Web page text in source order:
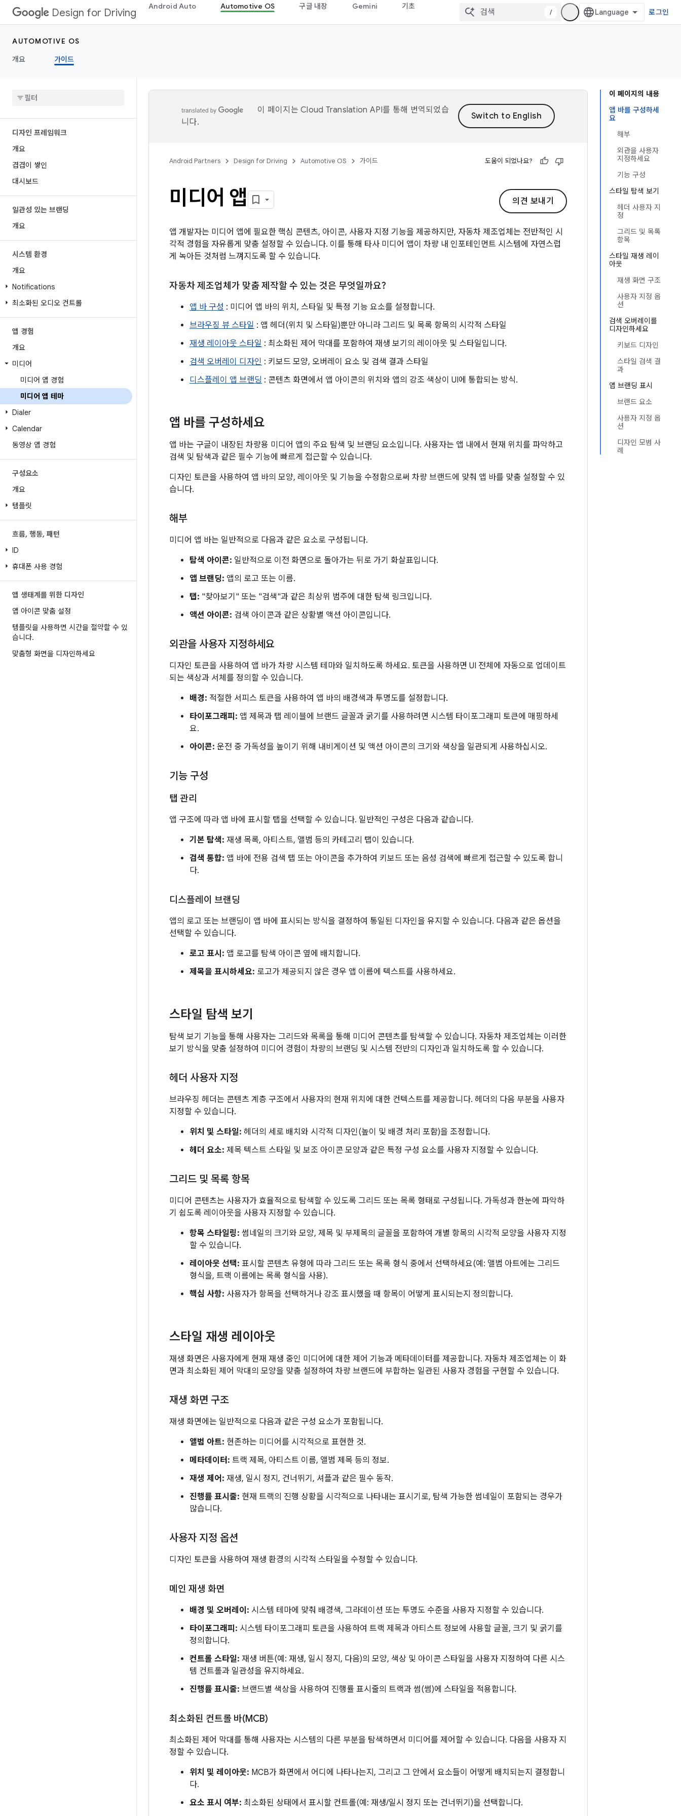
Design for Driving
Android Auto Automotive OS 구글 내장 Gemini 기초
/ 로그인
AUTOMOTIVE OS
개요
가이드
디자인 프레임워크
개요
겹겹이 쌓인
대시보드
일관성 있는 브랜딩
개요
시스템 환경
개요
Notifications
최소화된 오디오 컨트롤
앱 경험
개요
미디어
미디어 앱 경험
미디어 앱 테마
Dialer
Calendar
동영상 앱 경험
구성요소
개요
템플릿
흐름, 행동, 패턴
ID
휴대폰 사용 경험
앱 생태계를 위한 디자인
앱 아이콘 맞춤 설정
템플릿을 사용하면 시간을 절약할 수 있
습니다.
맞춤형 화면을 디자인하세요
이 페이지의 내용
앱 바를 구성하세
요
해부
외관을 사용자
지정하세요
기능 구성
스타일 탐색 보기
헤더 사용자 지
정
그리드 및 목록
항목
스타일 재생 레이
아웃
재생 화면 구조
사용자 지정 옵
션
검색 오버레이를
디자인하세요
키보드 디자인
스타일 검색 결
과
앱 브랜딩 표시
브랜드 요소
사용자 지정 옵
션
디자인 모범 사
례
이 페이지는 Cloud Translation API를 통해 번역되었습
니다.
Android Partners Design for Driving Automotive OS 가이드 도움이 되었나요?
의견 보내기
미디어 앱
앱 개발자는 미디어 앱에 필요한 핵심 콘텐츠, 아이콘, 사용자 지정 기능을 제공하지만, 자동차 제조업체는 전반적인 시
각적 경험을 자유롭게 맞춤 설정할 수 있습니다. 이를 통해 타사 미디어 앱이 차량 내 인포테인먼트 시스템에 자연스럽
게 녹아든 것처럼 느껴지도록 할 수 있습니다.
자동차 제조업체가 맞춤 제작할 수 있는 것은 무엇일까요?
앱 바 구성 : 미디어 앱 바의 위치, 스타일 및 특정 기능 요소를 설정합니다.
브라우징 뷰 스타일 : 앱 헤더(위치 및 스타일)뿐만 아니라 그리드 및 목록 항목의 시각적 스타일
재생 레이아웃 스타일 : 최소화된 제어 막대를 포함하여 재생 보기의 레이아웃 및 스타일입니다.
검색 오버레이 디자인 : 키보드 모양, 오버레이 요소 및 검색 결과 스타일
디스플레이 앱 브랜딩 : 콘텐츠 화면에서 앱 아이콘의 위치와 앱의 강조 색상이 UI에 통합되는 방식.
앱 바를 구성하세요
앱 바는 구글이 내장된 차량용 미디어 앱의 주요 탐색 및 브랜딩 요소입니다. 사용자는 앱 내에서 현재 위치를 파악하고
검색 및 탐색과 같은 필수 기능에 빠르게 접근할 수 있습니다.
디자인 토큰을 사용하여 앱 바의 모양, 레이아웃 및 기능을 수정함으로써 차량 브랜드에 맞춰 앱 바를 맞춤 설정할 수 있
습니다.
해부
미디어 앱 바는 일반적으로 다음과 같은 요소로 구성됩니다.
탐색 아이콘: 일반적으로 이전 화면으로 돌아가는 뒤로 가기 화살표입니다.
앱 브랜딩: 앱의 로고 또는 이름.
탭: "찾아보기" 또는 "검색"과 같은 최상위 범주에 대한 탐색 링크입니다.
액션 아이콘: 검색 아이콘과 같은 상황별 액션 아이콘입니다.
외관을 사용자 지정하세요
디자인 토큰을 사용하여 앱 바가 차량 시스템 테마와 일치하도록 하세요. 토큰을 사용하면 UI 전체에 자동으로 업데이트
되는 색상과 서체를 정의할 수 있습니다.
배경: 적절한 서피스 토큰을 사용하여 앱 바의 배경색과 투명도를 설정합니다.
타이포그래피: 앱 제목과 탭 레이블에 브랜드 글꼴과 굵기를 사용하려면 시스템 타이포그래피 토큰에 매핑하세
요.
아이콘: 운전 중 가독성을 높이기 위해 내비게이션 및 액션 아이콘의 크기와 색상을 일관되게 사용하십시오.
기능 구성
탭 관리
앱 구조에 따라 앱 바에 표시할 탭을 선택할 수 있습니다. 일반적인 구성은 다음과 같습니다.
기본 탐색: 재생 목록, 아티스트, 앨범 등의 카테고리 탭이 있습니다.
검색 통합: 앱 바에 전용 검색 탭 또는 아이콘을 추가하여 키보드 또는 음성 검색에 빠르게 접근할 수 있도록 합니
다.
디스플레이 브랜딩
앱의 로고 또는 브랜딩이 앱 바에 표시되는 방식을 결정하여 통일된 디자인을 유지할 수 있습니다. 다음과 같은 옵션을
선택할 수 있습니다.
로고 표시: 앱 로고를 탐색 아이콘 옆에 배치합니다.
제목을 표시하세요: 로고가 제공되지 않은 경우 앱 이름에 텍스트를 사용하세요.
스타일 탐색 보기
탐색 보기 기능을 통해 사용자는 그리드와 목록을 통해 미디어 콘텐츠를 탐색할 수 있습니다. 자동차 제조업체는 이러한
보기 방식을 맞춤 설정하여 미디어 경험이 차량의 브랜딩 및 시스템 전반의 디자인과 일치하도록 할 수 있습니다.
헤더 사용자 지정
브라우징 헤더는 콘텐츠 계층 구조에서 사용자의 현재 위치에 대한 컨텍스트를 제공합니다. 헤더의 다음 부분을 사용자
지정할 수 있습니다.
위치 및 스타일: 헤더의 세로 배치와 시각적 디자인(높이 및 배경 처리 포함)을 조정합니다.
헤더 요소: 제목 텍스트 스타일 및 보조 아이콘 모양과 같은 특정 구성 요소를 사용자 지정할 수 있습니다.
그리드 및 목록 항목
미디어 콘텐츠는 사용자가 효율적으로 탐색할 수 있도록 그리드 또는 목록 형태로 구성됩니다. 가독성과 한눈에 파악하
기 쉽도록 레이아웃을 사용자 지정할 수 있습니다.
항목 스타일링: 썸네일의 크기와 모양, 제목 및 부제목의 글꼴을 포함하여 개별 항목의 시각적 모양을 사용자 지정
할 수 있습니다.
레이아웃 선택: 표시할 콘텐츠 유형에 따라 그리드 또는 목록 형식 중에서 선택하세요(예: 앨범 아트에는 그리드
형식을, 트랙 이름에는 목록 형식을 사용).
핵심 사항: 사용자가 항목을 선택하거나 강조 표시했을 때 항목이 어떻게 표시되는지 정의합니다.
스타일 재생 레이아웃
재생 화면은 사용자에게 현재 재생 중인 미디어에 대한 제어 기능과 메타데이터를 제공합니다. 자동차 제조업체는 이 화
면과 최소화된 제어 막대의 모양을 맞춤 설정하여 차량 브랜드에 부합하는 일관된 사용자 경험을 구현할 수 있습니다.
재생 화면 구조
재생 화면에는 일반적으로 다음과 같은 구성 요소가 포함됩니다.
앨범 아트: 현존하는 미디어를 시각적으로 표현한 것.
메타데이터: 트랙 제목, 아티스트 이름, 앨범 제목 등의 정보.
재생 제어: 재생, 일시 정지, 건너뛰기, 셔플과 같은 필수 동작.
진행률 표시줄: 현재 트랙의 진행 상황을 시각적으로 나타내는 표시기로, 탐색 가능한 썸네일이 포함되는 경우가
많습니다.
사용자 지정 옵션
디자인 토큰을 사용하여 재생 환경의 시각적 스타일을 수정할 수 있습니다.
메인 재생 화면
배경 및 오버레이: 시스템 테마에 맞춰 배경색, 그라데이션 또는 투명도 수준을 사용자 지정할 수 있습니다.
타이포그래피: 시스템 타이포그래피 토큰을 사용하여 트랙 제목과 아티스트 정보에 사용할 글꼴, 크기 및 굵기를
정의합니다.
컨트롤 스타일: 재생 버튼(예: 재생, 일시 정지, 다음)의 모양, 색상 및 아이콘 스타일을 사용자 지정하여 다른 시스
템 컨트롤과 일관성을 유지하세요.
진행률 표시줄: 브랜드별 색상을 사용하여 진행률 표시줄의 트랙과 썸(썸)에 스타일을 적용합니다.
최소화된 컨트롤 바(MCB)
최소화된 제어 막대를 통해 사용자는 시스템의 다른 부분을 탐색하면서 미디어를 제어할 수 있습니다. 다음을 사용자 지
정할 수 있습니다.
위치 및 레이아웃: MCB가 화면에서 어디에 나타나는지, 그리고 그 안에서 요소들이 어떻게 배치되는지 결정합니
다.
요소 표시 여부: 최소화된 상태에서 표시할 컨트롤(예: 재생/일시 정지 또는 건너뛰기)을 선택합니다.